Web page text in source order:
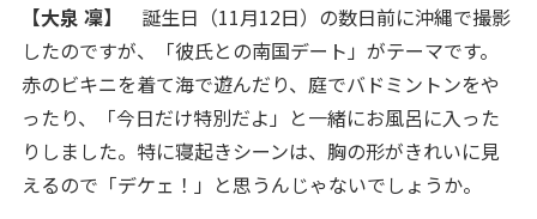
【大泉 凜】
誕生日（11月12日）の数日前に沖縄で撮影
したのですが、「彼氏との南国デート」がテーマです。
赤のビキニを着て海で遊んだり、庭でバドミントンをや
ったり、「今日だけ特別だよ」と一緒にお風呂に入った
りしました。特に寝起きシーンは、胸の形がきれいに見
えるので「デケェ！」と思うんじゃないでしょうか。